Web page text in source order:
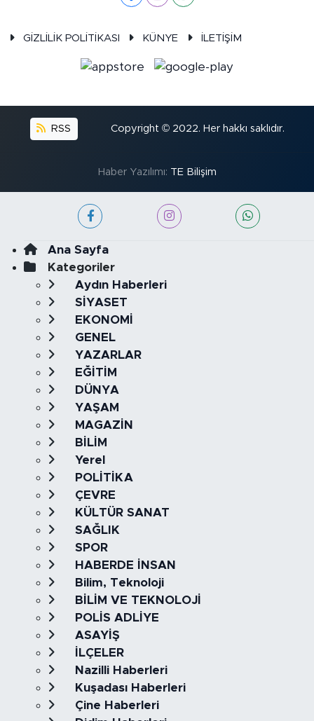
GİZLİLİK POLİTİKASI KÜNYE İLETİŞİM
RSS Copyright © 2022. Her hakkı saklıdır.
Haber Yazılımı: TE Bilişim
Ana Sayfa
Kategoriler
Aydın Haberleri
SİYASET
EKONOMİ
GENEL
YAZARLAR
EĞİTİM
DÜNYA
YAŞAM
MAGAZİN
BİLİM
Yerel
POLİTİKA
ÇEVRE
KÜLTÜR SANAT
SAĞLIK
SPOR
HABERDE İNSAN
Bilim, Teknoloji
BİLİM VE TEKNOLOJİ
POLİS ADLİYE
ASAYİŞ
İLÇELER
Nazilli Haberleri
Kuşadası Haberleri
Çine Haberleri